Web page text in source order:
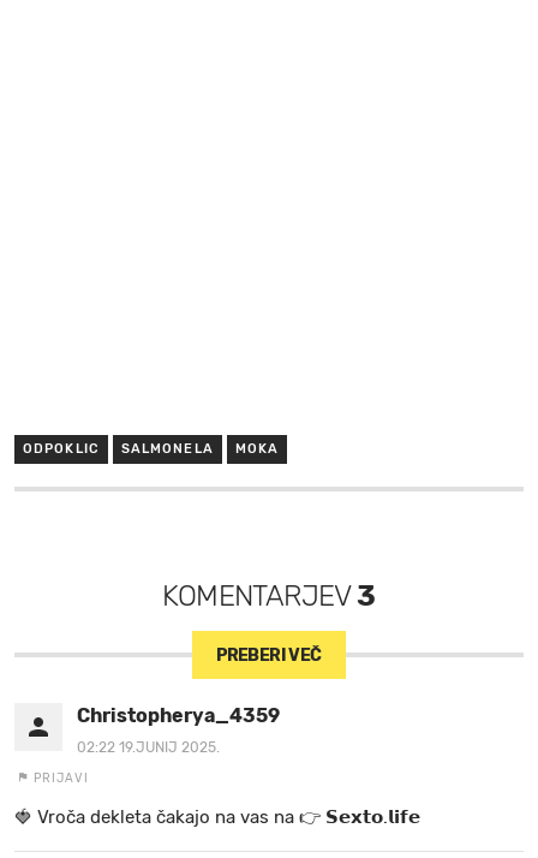
ODPOKLIC SALMONELA MOKA
KOMENTARJEV3
PREBERI VEČ
Christopherya_4359
02:22 19.JUNIJ 2025.
PRIJAVI
🍓 V r o č a d e k l e t a ča k a jo na va s n a 👉 𝗦𝗲𝘅𝘁𝗼.𝗹𝗶𝗳𝗲